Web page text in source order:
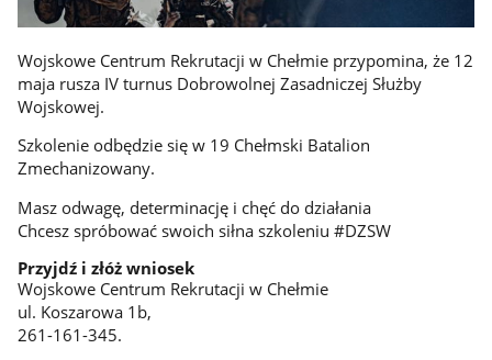
Wojskowe Centrum Rekrutacji w Chełmie przypomina, że 12
maja rusza IV turnus Dobrowolnej Zasadniczej Służby
Wojskowej.
Szkolenie odbędzie się w 19 Chełmski Batalion
Zmechanizowany.
Masz odwagę, determinację i chęć do działania
Chcesz spróbować swoich siłna szkoleniu #DZSW
Przyjdź i złóż wniosek
Wojskowe Centrum Rekrutacji w Chełmie
ul. Koszarowa 1b,
261-161-345.